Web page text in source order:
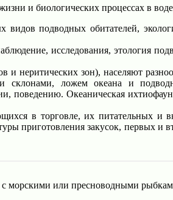
и биологических процессах в
подводных обитателей,
исследования, этология
неритических зон), населяют
склонами, ложем океана и
поведению. Океаническая
в торговле, их питательных и
приготовления закусок, первых и
с морскими или пресноводными